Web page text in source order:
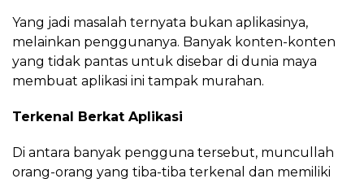
Yang jadi masalah ternyata bukan aplikasinya,
melainkan penggunanya. Banyak konten-konten
yang tidak pantas untuk disebar di dunia maya
membuat aplikasi ini tampak murahan.
Terkenal Berkat Aplikasi
Di antara banyak pengguna tersebut, muncullah
orang-orang yang tiba-tiba terkenal dan memiliki